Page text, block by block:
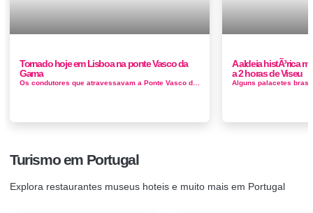
Tornado hoje em Lisboa na ponte Vasco da
Gama
Os condutores que atravessavam a Ponte Vasco da Gama, em Lisboa, foram surpreendidos ao início da tarde de hoje por uma tromba de água s...
A aldeia histÃ³rica
a 2 horas de Viseu
Turismo em Portugal
Explora restaurantes museus hoteis e muito mais em Portugal